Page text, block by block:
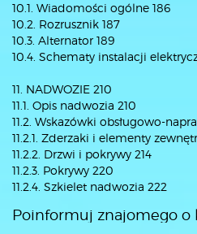
10.1. Wiadomości ogólne 186
10.2. Rozrusznik 187
10.3. Alternator 189
10.4. Schematy instalacji
11. NADWOZIE 210
11.1. Opis nadwozia 210
11.2. Wskazówki obsługowo-
11.2.1. Zderzaki i elementy
11.2.2. Drzwi i pokrywy 214
11.2.3. Pokrywy 220
11.2.4. Szkielet nadwozia 222
Poinformuj znajomego o